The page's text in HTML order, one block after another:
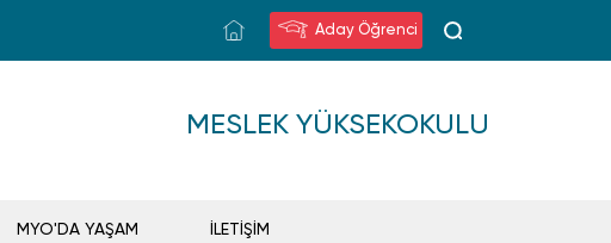
Aday Öğrenci
MESLEK YÜKSEKOKULU
MYO'DA YAŞAM İLETİŞİM